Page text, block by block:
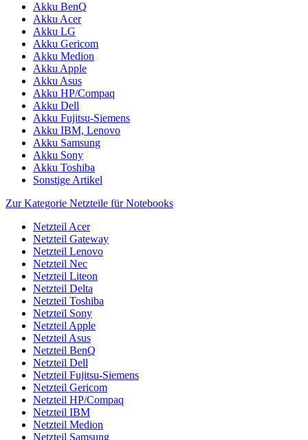
Akku BenQ
Akku Acer
Akku LG
Akku Gericom
Akku Medion
Akku Apple
Akku Asus
Akku HP/Compaq
Akku Dell
Akku Fujitsu-Siemens
Akku IBM, Lenovo
Akku Samsung
Akku Sony
Akku Toshiba
Sonstige Artikel
Zur Kategorie Netzteile für Notebooks
Netzteil Acer
Netzteil Gateway
Netzteil Lenovo
Netzteil Nec
Netzteil Liteon
Netzteil Delta
Netzteil Toshiba
Netzteil Sony
Netzteil Apple
Netzteil Asus
Netzteil BenQ
Netzteil Dell
Netzteil Fujitsu-Siemens
Netzteil Gericom
Netzteil HP/Compaq
Netzteil IBM
Netzteil Medion
Netzteil Samsung